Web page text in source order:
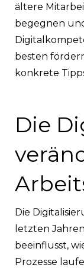
ältere
begegnen
besten
konkrete
Die
Die
letzten
beeinflusst,
Prozesse